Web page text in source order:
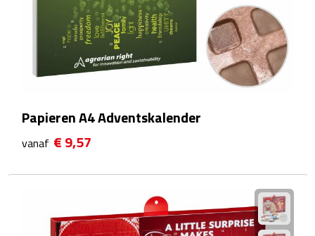
Drinkbekers
Plastic bekers
Papieren A4 Adventskalender
vanaf € 9,57